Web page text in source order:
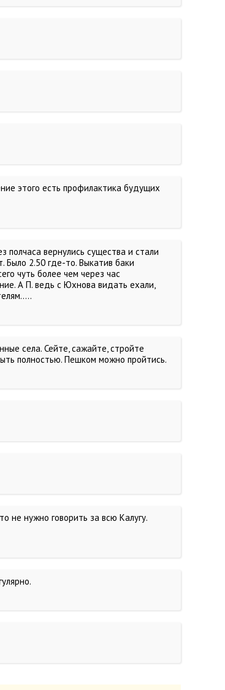
этого есть профилактика будущих
вернулись существа и стали
Было 2.50 где-то. Выкатив баки
чуть более чем через час
А П. ведь с Юхнова видать ехали,
села. Сейте, сажайте, стройте
полностью. Пешком можно пройтись.
не нужно говорить за всю Калугу.